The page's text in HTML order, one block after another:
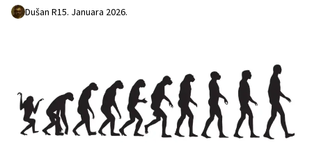
Dušan R15. Januara 2026.